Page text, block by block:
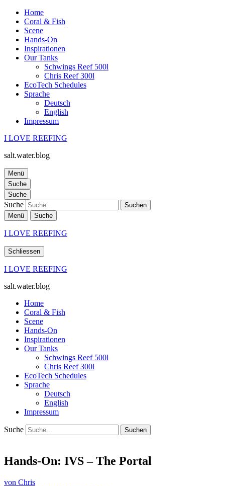
Home
Coral & Fish
Scene
Hands-On
Inspirationen
Our Tanks
Schwings Reef 500l
Chris Reef 300l
EcoTech Schedules
Sprache
Deutsch
English
Impressum
I LOVE REEFING
salt.water.blog
Menü
Suche
Suche
Suche
Menü Suche
I LOVE REEFING
Schliessen
I LOVE REEFING
salt.water.blog
Home
Coral & Fish
Scene
Hands-On
Inspirationen
Our Tanks
Schwings Reef 500l
Chris Reef 300l
EcoTech Schedules
Sprache
Deutsch
English
Impressum
Suche
Hands-On: IVS – The Portal
von Chris